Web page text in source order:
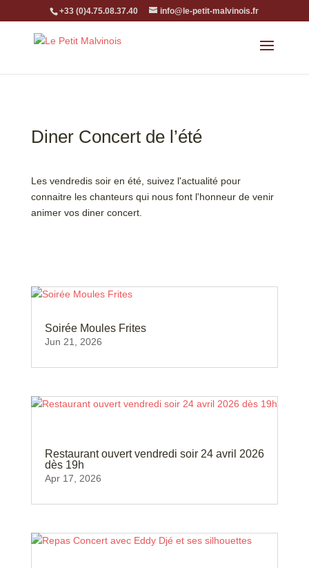
+33 (0)4.75.08.37.40 info@le-petit-malvinois.fr
Diner Concert de l’été
Les vendredis soir en été, suivez l'actualité pour
connaitre les chanteurs qui nous font l'honneur de venir
animer vos diner concert.
Soirée Moules Frites
Jun 21, 2026
Restaurant ouvert vendredi soir 24 avril 2026
dès 19h
Apr 17, 2026